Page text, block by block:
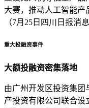
大赛，推动人工智能产
（7月25日四川日报消息
重大投融资事件
大额投融资密集落地
由广州开发区投资集团
产投资有限公司联合